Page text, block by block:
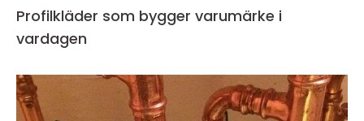
Profilkläder som bygger varumärke i
vardagen